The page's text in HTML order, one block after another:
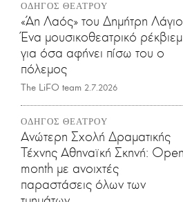
ΟΔΗΓΟΣ ΘΕΑΤΡΟΥ
«Άη Λαός» του Δημήτρη
Ένα μουσικοθεατρικό ρέκβιεμ
για όσα αφήνει πίσω του ο
πόλεμος
The LiFO team 2.7.2026
ΟΔΗΓΟΣ ΘΕΑΤΡΟΥ
Ανώτερη Σχολή Δραματικής
Τέχνης Αθηναϊκή Σκηνή: Open
month με ανοιχτές
παραστάσεις όλων των